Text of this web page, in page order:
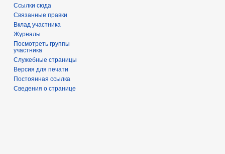
Ссылки сюда
Связанные правки
Вклад участника
Журналы
Посмотреть группы
участника
Служебные страницы
Версия для печати
Постоянная ссылка
Сведения о странице